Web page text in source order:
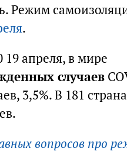
Режим
.
19 апреля, в мире
случаев
3,5%. В 181
вопросов про